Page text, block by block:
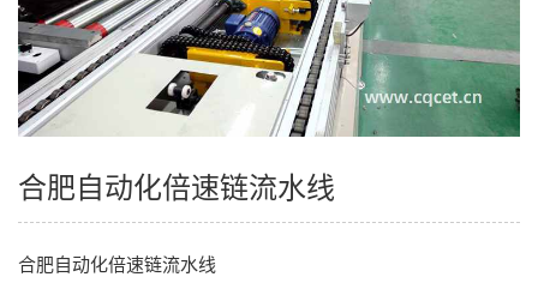
合肥自动化倍速链流水线
合肥自动化倍速链流水线